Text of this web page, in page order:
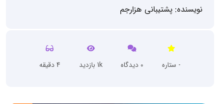
نویسنده: پشتیبانی هزارجم
- ستاره 0 دیدگاه 1k بازدید 4 دقیقه